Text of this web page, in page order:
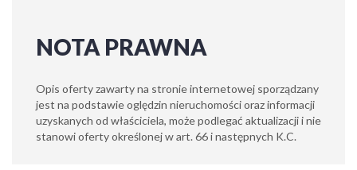
NOTA PRAWNA
Opis oferty zawarty na stronie internetowej sporządzany
jest na podstawie oględzin nieruchomości oraz informacji
uzyskanych od właściciela, może podlegać aktualizacji i nie
stanowi oferty określonej w art. 66 i następnych K.C.